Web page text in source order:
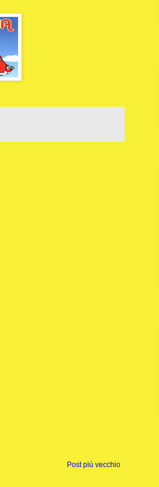
Post più vecchio